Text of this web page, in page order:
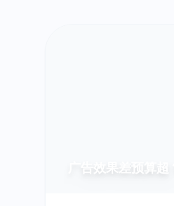
广告效果差预算超？